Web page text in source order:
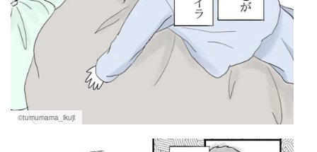
©tumumama_ikuji